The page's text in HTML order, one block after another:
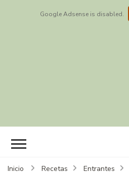
Google Adsense is disabled.
Inicio Recetas
Entrantes